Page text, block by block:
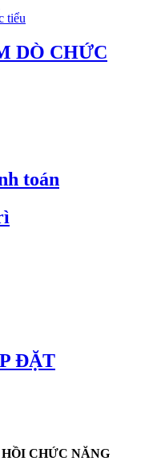
tiểu
DÒ CHỨC
toán
ĐẶT
CHỨC NĂNG